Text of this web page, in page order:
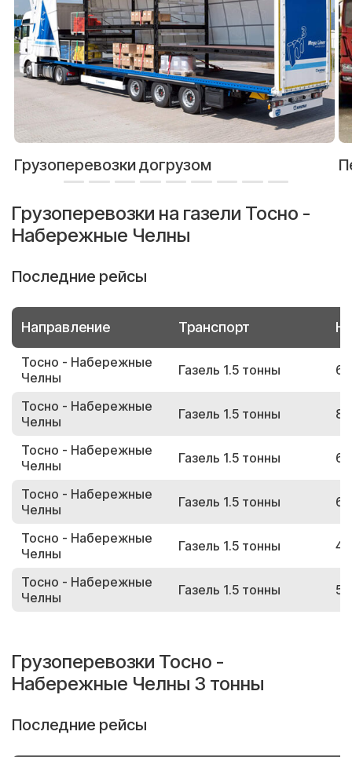
Грузоперевозки догрузом
Грузоперевозки на газели Тосно -
Набережные Челны
Последние рейсы
Направление Транспорт
Тосно - Набережные
Челны
Газель 1.5 тонны
Тосно - Набережные
Челны
Газель 1.5 тонны
Тосно - Набережные
Челны
Газель 1.5 тонны
Тосно - Набережные
Челны
Газель 1.5 тонны
Тосно - Набережные
Челны
Газель 1.5 тонны
Тосно - Набережные
Челны
Газель 1.5 тонны
Грузоперевозки Тосно -
Набережные Челны 3 тонны
Последние рейсы